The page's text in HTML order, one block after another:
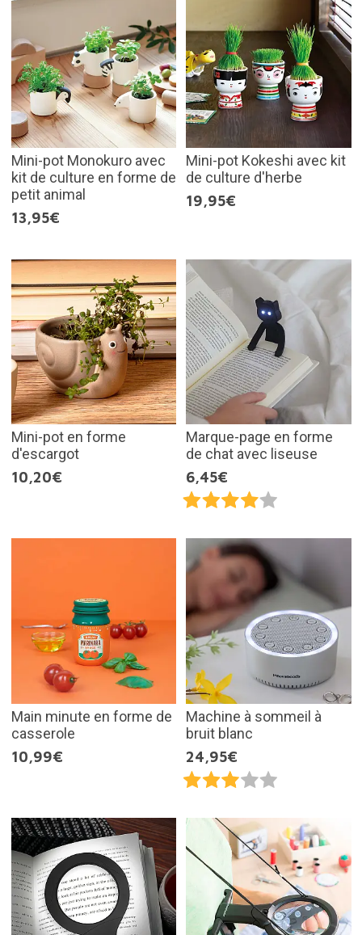
Mini-pot Monokuro avec
kit de culture en forme de
petit animal
13,95€
Mini-pot Kokeshi avec kit
de culture d'herbe
19,95€
Mini-pot en forme
d'escargot
10,20€
Marque-page en forme
de chat avec liseuse
6,45€
Main minute en forme de
casserole
10,99€
Machine à sommeil à
bruit blanc
24,95€